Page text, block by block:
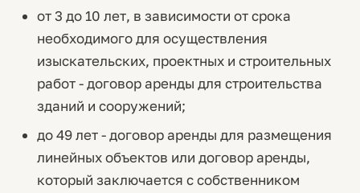
от 3 до 10 лет, в зависимости от срока
необходимого для осуществления
изыскательских, проектных и строительных
работ - договор аренды для строительства
зданий и сооружений;
до 49 лет - договор аренды для размещения
линейных объектов или договор аренды,
который заключается с собственником